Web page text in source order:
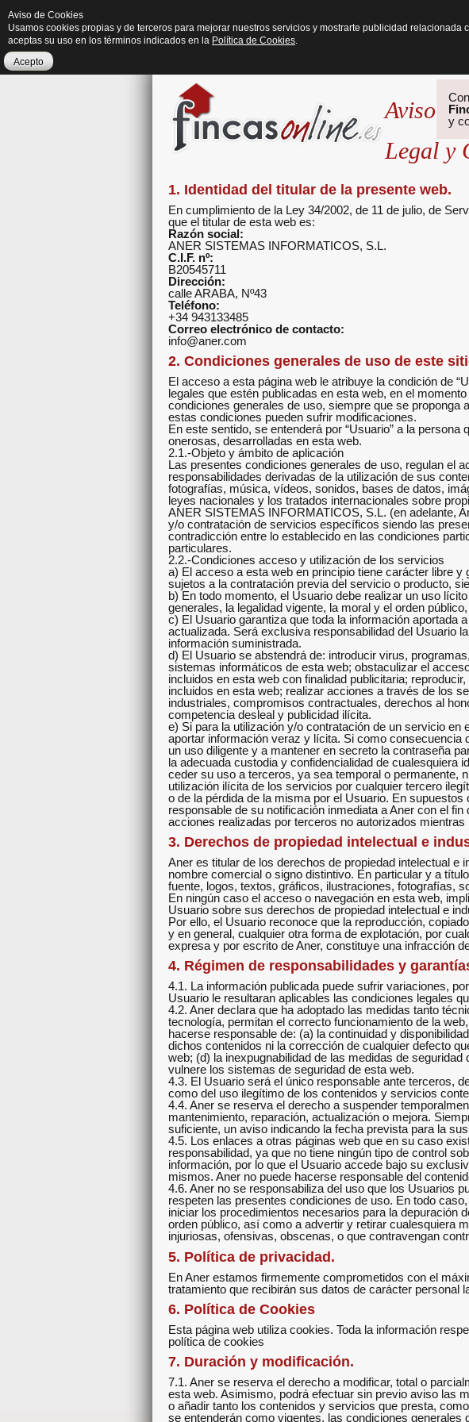
Con
y
Aviso
Legal y
1. Identidad del titular de la presente web.
En cumplimiento de la Ley 34/2002, de 11 de julio, de
que el titular de esta web es:
Razón social:
ANER SISTEMAS INFORMATICOS, S.L.
C.I.F. nº:
B20545711
Dirección:
calle ARABA, Nº43
Teléfono:
+34 943133485
Correo electrónico de contacto:
info@aner.com
2. Condiciones generales de uso de este
El acceso a esta página web le atribuye la condición de
legales que estén publicadas en esta web, en el
condiciones generales de uso, siempre que se
estas condiciones pueden sufrir modificaciones.
En este sentido, se entenderá por “Usuario” a la
onerosas, desarrolladas en esta web.
2.1.-Objeto y ámbito de aplicación
Las presentes condiciones generales de uso, regulan el
responsabilidades derivadas de la utilización de sus
fotografías, música, vídeos, sonidos, bases de datos,
leyes nacionales y los tratados internacionales sobre
ANER SISTEMAS INFORMATICOS, S.L. (en adelante,
y/o contratación de servicios específicos siendo las
contradicción entre lo establecido en las condiciones
particulares.
2.2.-Condiciones acceso y utilización de los servicios
a) El acceso a esta web en principio tiene carácter libre
sujetos a la contratación previa del servicio o producto,
b) En todo momento, el Usuario debe realizar un uso
generales, la legalidad vigente, la moral y el orden
c) El Usuario garantiza que toda la información
actualizada. Será exclusiva responsabilidad del Usuario
información suministrada.
d) El Usuario se abstendrá de: introducir virus,
sistemas informáticos de esta web; obstaculizar el
incluidos en esta web con finalidad publicitaria;
incluidos en esta web; realizar acciones a través de los
industriales, compromisos contractuales, derechos al
competencia desleal y publicidad ilícita.
e) Si para la utilización y/o contratación de un servicio
aportar información veraz y lícita. Si como
un uso diligente y a mantener en secreto la contraseña
la adecuada custodia y confidencialidad de
ceder su uso a terceros, ya sea temporal o permanente,
utilización ilícita de los servicios por cualquier tercero
o de la pérdida de la misma por el Usuario. En
responsable de su notificación inmediata a Aner con el
acciones realizadas por terceros no autorizados
3. Derechos de propiedad intelectual e
Aner es titular de los derechos de propiedad intelectual
nombre comercial o signo distintivo. En particular y a
fuente, logos, textos, gráficos, ilustraciones, fotografías,
En ningún caso el acceso o navegación en esta web,
Usuario sobre sus derechos de propiedad intelectual e
Por ello, el Usuario reconoce que la reproducción,
y en general, cualquier otra forma de explotación, por
expresa y por escrito de Aner, constituye una infracción
4. Régimen de responsabilidades y
4.1. La información publicada puede sufrir variaciones,
Usuario le resultaran aplicables las condiciones legales
4.2. Aner declara que ha adoptado las medidas tanto
tecnología, permitan el correcto funcionamiento de la
hacerse responsable de: (a) la continuidad y
dichos contenidos ni la corrección de cualquier defecto
web; (d) la inexpugnabilidad de las medidas de
vulnere los sistemas de seguridad de esta web.
4.3. El Usuario será el único responsable ante terceros,
como del uso ilegítimo de los contenidos y servicios
4.4. Aner se reserva el derecho a suspender
mantenimiento, reparación, actualización o mejora.
suficiente, un aviso indicando la fecha prevista para la
4.5. Los enlaces a otras páginas web que en su caso
responsabilidad, ya que no tiene ningún tipo de control
información, por lo que el Usuario accede bajo su
mismos. Aner no puede hacerse responsable del
4.6. Aner no se responsabiliza del uso que los Usuarios
respeten las presentes condiciones de uso. En todo
iniciar los procedimientos necesarios para la depuración
orden público, así como a advertir y retirar cualesquiera
injuriosas, ofensivas, obscenas, o que contravengan
5. Política de privacidad.
En Aner estamos firmemente comprometidos con el
tratamiento que recibirán sus datos de carácter personal
6. Política de Cookies
Esta página web utiliza cookies. Toda la información
política de cookies
7. Duración y modificación.
7.1. Aner se reserva el derecho a modificar, total o
esta web. Asimismo, podrá efectuar sin previo aviso las
o añadir tanto los contenidos y servicios que presta,
se entenderán como vigentes, las condiciones
Aviso de Cookies
Usamos cookies propias y de terceros para mejorar nuestros servicios y mostrarte publicidad
aceptas su uso en los términos indicados en la Política de Cookies.
Acepto